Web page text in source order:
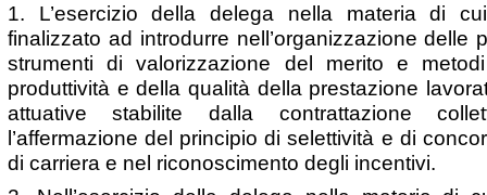
1. L’esercizio della delega nella materia di
finalizzato ad introdurre nell’organizzazione delle
strumenti di valorizzazione del merito e
produttività e della qualità della prestazione
attuative stabilite dalla contrattazione
l’affermazione del principio di selettività e di
di carriera e nel riconoscimento degli incentivi.